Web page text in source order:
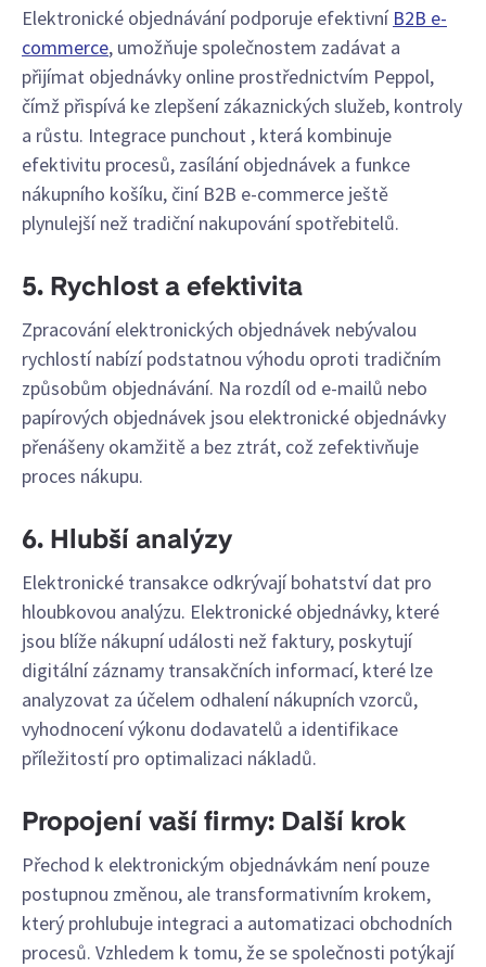
Elektronické objednávání podporuje efektivní B2B e-
commerce, umožňuje společnostem zadávat a
přijímat objednávky online prostřednictvím Peppol,
čímž přispívá ke zlepšení zákaznických služeb, kontroly
a růstu. Integrace punchout , která kombinuje
efektivitu procesů, zasílání objednávek a funkce
nákupního košíku, činí B2B e-commerce ještě
plynulejší než tradiční nakupování spotřebitelů.
5. Rychlost a efektivita
Zpracování elektronických objednávek nebývalou
rychlostí nabízí podstatnou výhodu oproti tradičním
způsobům objednávání. Na rozdíl od e-mailů nebo
papírových objednávek jsou elektronické objednávky
přenášeny okamžitě a bez ztrát, což zefektivňuje
proces nákupu.
6. Hlubší analýzy
Elektronické transakce odkrývají bohatství dat pro
hloubkovou analýzu. Elektronické objednávky, které
jsou blíže nákupní události než faktury, poskytují
digitální záznamy transakčních informací, které lze
analyzovat za účelem odhalení nákupních vzorců,
vyhodnocení výkonu dodavatelů a identifikace
příležitostí pro optimalizaci nákladů.
Propojení vaší firmy: Další krok
Přechod k elektronickým objednávkám není pouze
postupnou změnou, ale transformativním krokem,
který prohlubuje integraci a automatizaci obchodních
procesů. Vzhledem k tomu, že se společnosti potýkají